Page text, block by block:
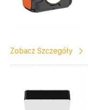
Zobacz Szczegóły